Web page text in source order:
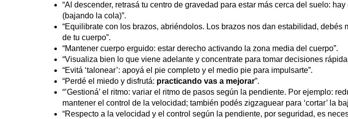
“Al descender, retrasá tu centro de gravedad para estar más cerca del suelo:
(bajando la cola)”.
“Equilibrate con los brazos, abriéndolos. Los brazos nos dan estabilidad,
de tu cuerpo”.
“Mantener cuerpo erguido: estar derecho activando la zona media del cuerpo”.
“Visualiza bien lo que viene adelante y concentrate para tomar decisiones
“Evitá ‘talonear’: apoyá el pie completo y el medio pie para impulsarte”.
“Perdé el miedo y disfrutá: practicando vas a mejorar”.
“’Gestioná’ el ritmo: variar el ritmo de pasos según la pendiente. Por ejemplo:
mantener el control de la velocidad; también podés zigzaguear para ‘cortar’ la
“Respecto a la velocidad y el control según la pendiente, por seguridad, es